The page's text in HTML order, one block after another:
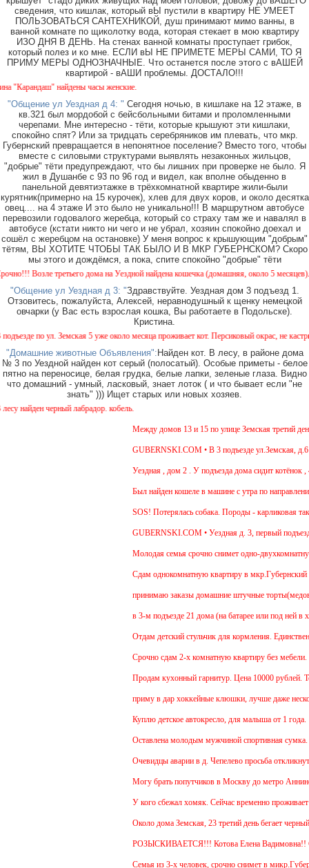
сведения, что кишлак, который вЫ пустили в квартиру НЕ УМЕЕТ
ПОЛЬЗОВАТЬСЯ САНТЕХНИКОЙ, душ принимают мимо ванны, в
ванной комнате по щиколотку вода, которая стекает в мою квартиру
ИЗО ДНЯ В ДЕНЬ. На стенах ванной комнаты проступает грибок,
который полез и ко мне. ЕСЛИ вЫ НЕ ПРИМЕТЕ МЕРЫ САМИ, ТО Я
ПРИМУ МЕРЫ ОДНОЗНАЧНЫЕ. Что останется после этого с вАШЕЙ
квартирой - вАШИ проблемы. ДОСТАЛО!!!
найдены часы женские.
"Общение ул Уездная д 4: " Сегодня ночью, в кишлаке на 12 этаже, в
кв.321 был мордобой с бейсбольными битами и проломленными
черепами. Мне интересно - тёти, которые крышуют эти кишлаки,
спокойно спят? Или за тридцать серебряников им плевать, что мкр.
Губернский превращается в непонятное поселение? Вместо того, чтобы
вместе с силовыми структурами выявлять незаконных жильцов,
"добрые" тёти предупреждают, что бы лишних при проверке не было. Я
жил в Душанбе с 93 по 96 год и видел, как вполне обыденно в
панельной девятиэтажке в трёхкомнатной квартире жили-были
курятник(примерно на 15 курочек), хлев для двух коров, и около десятка
овец.... на 4 этаже И это было не уникально!!! В маршрутном автобусе
перевозили годовалого жеребца, который со страху там же и навалял в
автобусе (кстати никто ни чего и не убрал, хозяин спокойно доехал и
сошёл с жеребцом на остановке) У меня вопрос к крышующим "добрым"
тётям, ВЫ ХОТИТЕ ЧТОБЫ ТАК БЫЛО И В МКР ГУБЕРНСКОМ? Скоро
мы этого и дождёмся, а пока, спите спокойно "добрые" тёти
Возле третьего дома на Уездной найдена кошечка (домашняя, около 5 месяцев).
"Общение ул Уездная д 3: "Здравствуйте. Уездная дом 3 подъезд 1.
Отзовитесь, пожалуйста, Алексей, неравнодушный к щенку немецкой
овчарки (у Вас есть взрослая кошка, Вы работаете в Подольске).
Кристина.
по ул. Земская 5 уже около месяца проживает кот. Персиковый окрас, не
"Домашние животные Объявления": Найден кот. В лесу, в районе дома
№ 3 по Уездной найден кот серый (полосатый). Особые приметы - белое
пятно на переносице, белая грудка, белые лапки, зеленые глаза. Видно
что домашний - умный, ласковый, знает лоток ( и что бывает если "не
знать" ))) Ищет старых или новых хозяев.
черный лабрадор. кобель.
Между домов 13 и 15 по улице Земская третий день
GUBERNSKI.COM • В 3 подъезде ул.Земская, д.6
Уездная , дом 2 . У подъезда дома сидит котёнок ,
Был найден кошеле в машине с утра по
SOS! Потерялась собака. Породы - карликовая
GUBERNSKI.COM • Уездная д. 3, первый
Молодая семья срочно снимет одно-
Cдам однокомнатную квартиру в мкр.Губернский
принимаю заказы домашние штучные
в 3-м подъезде 21 дома (на батарее или под ней в
Отдам детский стульчик для кормления.
Срочно сдам 2-х комнатную квартиру без мебели.
Продам кухонный гарнитур. Цена 10000 рублей.
приму в дар хоккейные клюшки, лучше даже
Куплю детское автокресло, для малыша от 1 года.
Оставлена молодым мужчиной спортивная сумка.
Очевидцы аварии в д. Чепелево просьба
Могу брать попутчиков в Москву до метро
У кого сбежал хомяк. Сейчас временно проживает
Около дома Земская, 23 третий день бегает
РОЗЫСКИВАЕТСЯ!!! Котова Елена
Семья из 3-х человек, срочно снимет в